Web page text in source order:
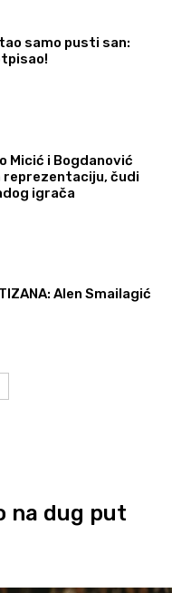
samo pusti san:
Micić i Bogdanović
reprezentaciju, čudi
igrača
Alen Smailagić